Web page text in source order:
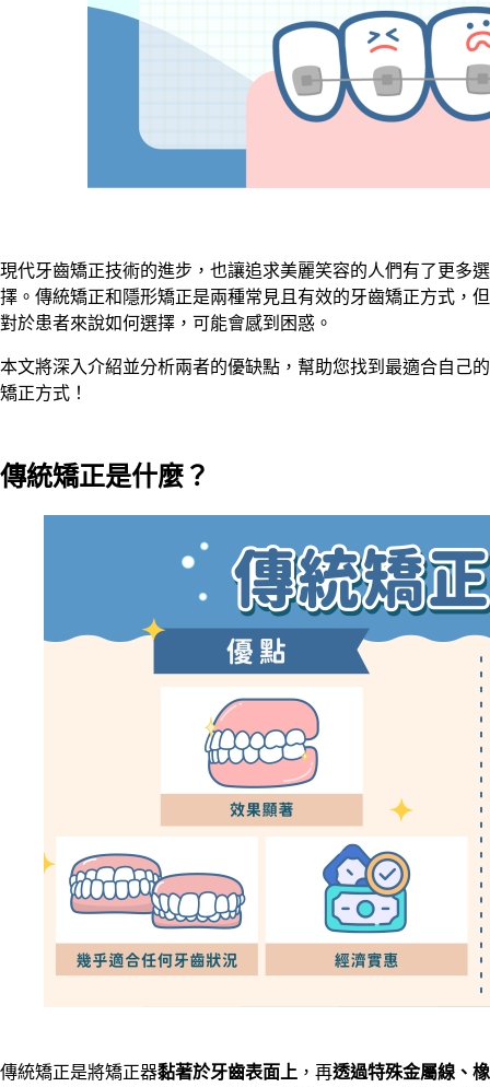
現代牙齒矯正技術的進步，也讓追求美麗笑容的人們有了更多選
擇。傳統矯正和隱形矯正是兩種常見且有效的牙齒矯正方式，但
對於患者來說如何選擇，可能會感到困惑。
本文將深入介紹並分析兩者的優缺點，幫助您找到最適合自己的
矯正方式！
傳統矯正是什麼？
傳統矯正是將矯正器黏著於牙齒表面上 ，再透過特殊金屬線、橡